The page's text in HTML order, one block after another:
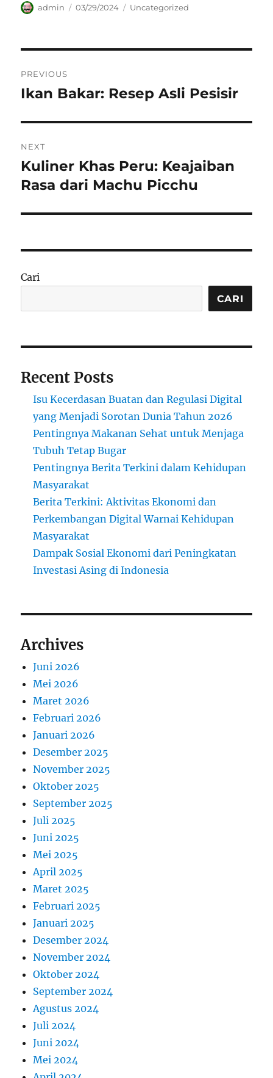
Author
admin
Posted
03/29/2024 Categories
Uncategorized
pos
PREVIOUS
Previous
Ikan Bakar: Resep Asli Pesisir
NEXT
Next
post:
Kuliner Khas Peru: Keajaiban
Rasa dari Machu Picchu
Cari
CARI
Recent Posts
Isu Kecerdasan Buatan dan Regulasi Digital
yang Menjadi Sorotan Dunia Tahun 2026
Pentingnya Makanan Sehat untuk Menjaga
Tubuh Tetap Bugar
Pentingnya Berita Terkini dalam Kehidupan
Masyarakat
Berita Terkini: Aktivitas Ekonomi dan
Perkembangan Digital Warnai Kehidupan
Masyarakat
Dampak Sosial Ekonomi dari Peningkatan
Investasi Asing di Indonesia
Archives
Juni 2026
Mei 2026
Maret 2026
Februari 2026
Januari 2026
Desember 2025
November 2025
Oktober 2025
September 2025
Juli 2025
Juni 2025
Mei 2025
April 2025
Maret 2025
Februari 2025
Januari 2025
Desember 2024
November 2024
Oktober 2024
September 2024
Agustus 2024
Juli 2024
Juni 2024
Mei 2024